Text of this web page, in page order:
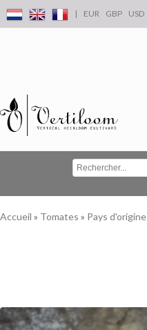
| EUR GBP USD
Accueil » Tomates » Pays d'origine